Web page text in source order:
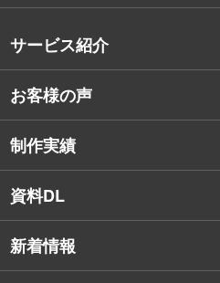
デザイナー・エンジニア紹介
社員保有資格
サービス紹介
戦略的Webサイト制作
インターネット広告
SNSコンサルティング
Webアプリケーション開発
お客様の声
制作実績
資料DL
新着情報